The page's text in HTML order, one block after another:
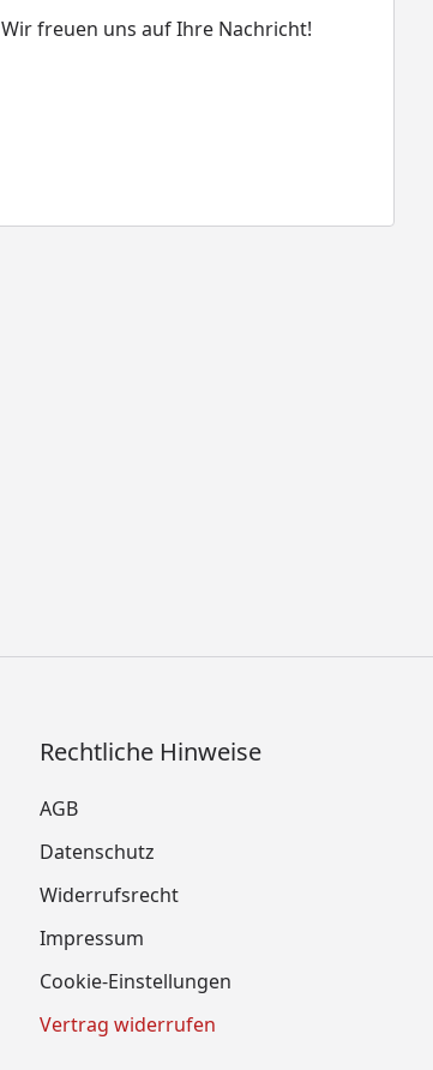
Wir freuen uns auf Ihre Nachricht!
Rechtliche Hinweise
AGB
Datenschutz
Widerrufsrecht
Impressum
Cookie-Einstellungen
Vertrag widerrufen